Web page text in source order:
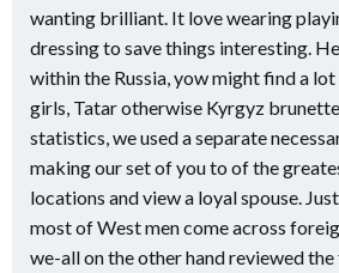
wanting brilliant. It love wearing
dressing to save things interesting.
within the Russia, yow might find a
girls, Tatar otherwise Kyrgyz
statistics, we used a separate
making our set of you to of the
locations and view a loyal spouse.
most of West men come across
we-all on the other hand reviewed the